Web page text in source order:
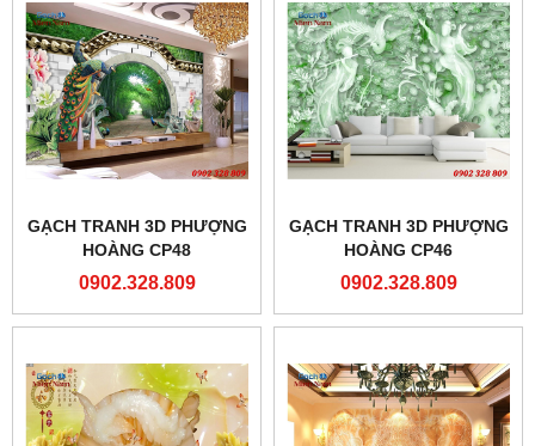
GẠCH TRANH 3D PHƯỢNG
HOÀNG CP48
0902.328.809
GẠCH TRANH 3D PHƯỢNG
HOÀNG CP46
0902.328.809